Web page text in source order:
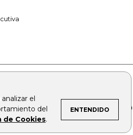
el
del
de Cookies.
ENTENDIDO
bolsaencolombia.com
noticiasrcn.com lafm.com.co